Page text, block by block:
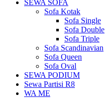
SEWA SOFA
Sofa Kotak
Sofa Single
Sofa Double
Sofa Triple
Sofa Scandinavian
Sofa Queen
Sofa Oval
SEWA PODIUM
Sewa Partisi R8
WA ME